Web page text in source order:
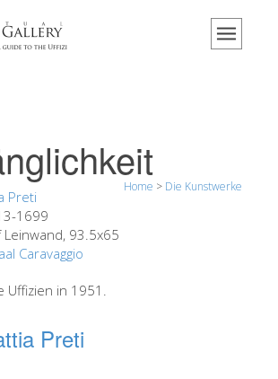
Home
Veranstaltungen & Ausstellungen
Besucher Bewertungen
Kontakt
Uffizien entdecken
Jetzt buchen
Home > Die Kunstwerke
Preti
1699
Leinwand, 93.5x65
Caravaggio
Uffizien in 1951.
Preti